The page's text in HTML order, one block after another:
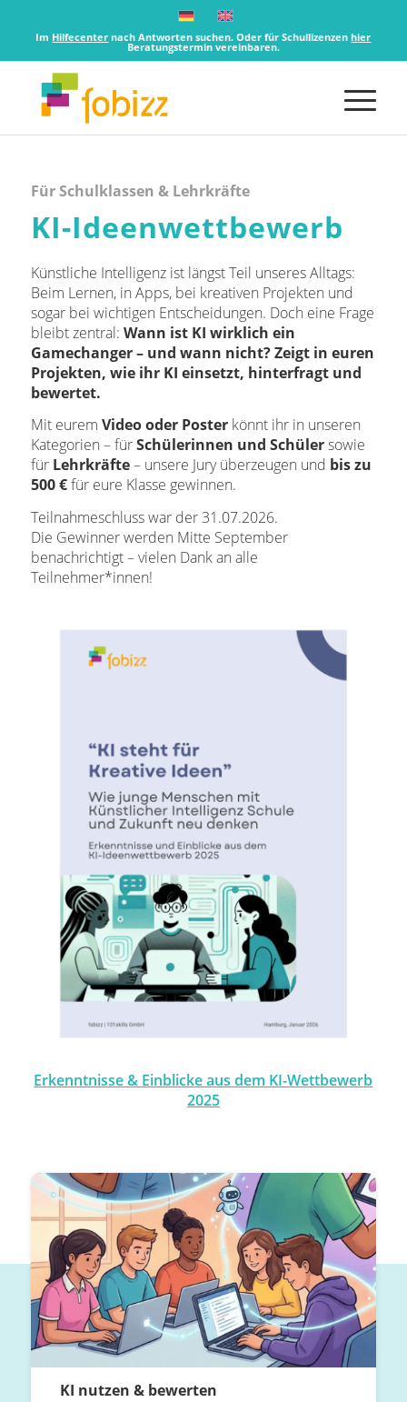
Im Hilfecenter nach Antworten suchen. Oder für Schullizenzenhier
Beratungstermin vereinbaren.
Für Schulklassen & Lehrkräfte
KI-Ideenwettbewerb
Künstliche Intelligenz ist längst Teil unseres Alltags:
Beim Lernen, in Apps, bei kreativen Projekten und
sogar bei wichtigen Entscheidungen. Doch eine Frage
bleibt zentral: Wann ist KI wirklich ein
Gamechanger – und wann nicht?Zeigt in euren
Projekten, wie ihr KI einsetzt, hinterfragt und
bewertet.
Mit eurem Video oder Posterkönnt ihr in unseren
Kategorien – fürSchülerinnen und Schülersowie
für Lehrkräfte– unsere Jury überzeugen und bis zu
500 €für eure Klasse gewinnen.
Teilnahmeschluss war der 31.07.2026.
Die Gewinner werden Mitte September
benachrichtigt – vielen Dank an alle
Teilnehmer*innen!
Erkenntnisse & Einblicke aus dem KI-Wettbewerb
2025
KI nutzen & bewerten